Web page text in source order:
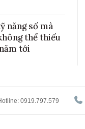
năng số mà
thể thiếu
tới
0919.797.579